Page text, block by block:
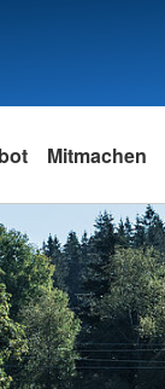
Mitmachen